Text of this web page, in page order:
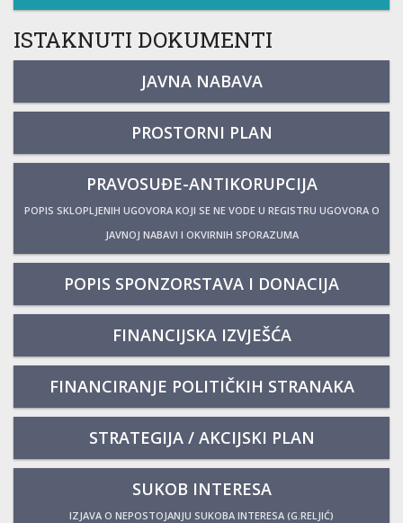
ISTAKNUTI DOKUMENTI
JAVNA NABAVA
PROSTORNI PLAN
PRAVOSUĐE-ANTIKORUPCIJA
POPIS SKLOPLJENIH UGOVORA KOJI SE NE VODE U REGISTRU UGOVORA O
JAVNOJ NABAVI I OKVIRNIH SPORAZUMA
POPIS SPONZORSTAVA I DONACIJA
FINANCIJSKA IZVJEŠĆA
FINANCIRANJE POLITIČKIH STRANAKA
STRATEGIJA / AKCIJSKI PLAN
SUKOB INTERESA
IZJAVA O NEPOSTOJANJU SUKOBA INTERESA (G.RELJIĆ)